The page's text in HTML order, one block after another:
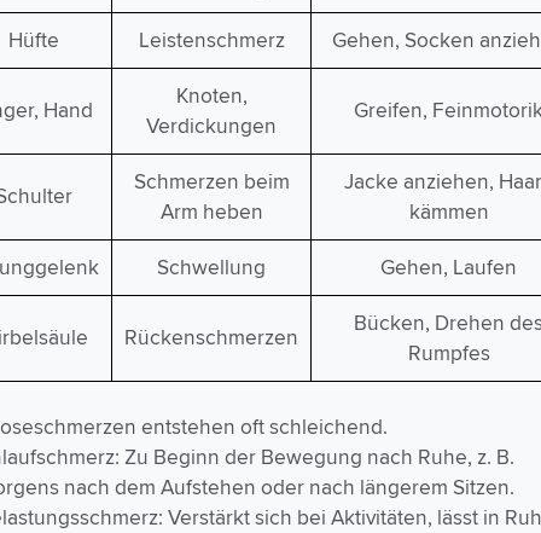
Hüfte Leistenschmerz Gehen, Socken
Hand
Knoten,
Verdickungen
Greifen,
Schmerzen beim
Arm heben
Jacke anziehen,
kämmen
Schwellung Gehen, Laufen
Rückenschmerzen
Bücken, Drehen
Rumpfes
entstehen oft schleichend.
Zu Beginn der Bewegung nach Ruhe, z. B.
nach dem Aufstehen oder nach längerem Sitzen.
Verstärkt sich bei Aktivitäten, lässt in